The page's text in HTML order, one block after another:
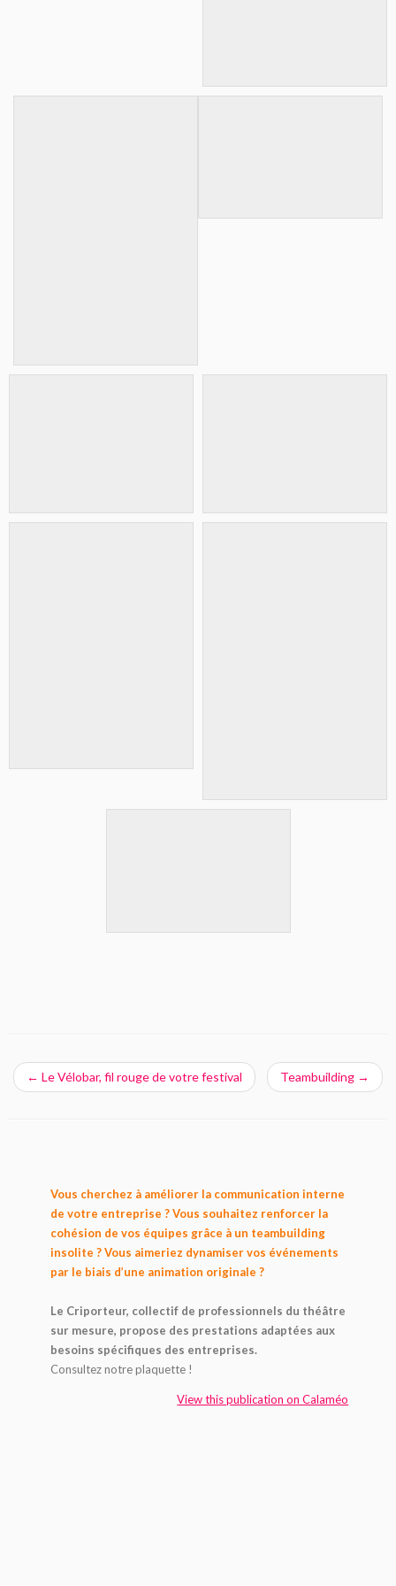
← Le Vélobar, fil rouge de votre festival Teambuilding →
Vous cherchez à améliorer la communication interne
de votre entreprise ? Vous souhaitez renforcer la
cohésion de vos équipes grâce à un teambuilding
insolite ? Vous aimeriez dynamiser vos événements
par le biais d’une animation originale ?
Le Criporteur, collectif de professionnels du théâtre
sur mesure, propose des prestations adaptées aux
besoins spécifiques des entreprises.
Consultez notre plaquette !
View this publication on Calaméo